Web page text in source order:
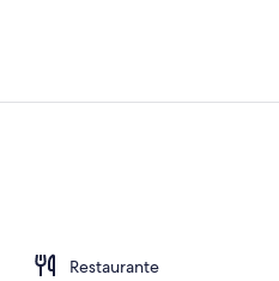
Restaurante